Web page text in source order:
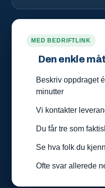
MED BEDRIFTLINK
Den enkle
Beskriv oppdraget
minutter
Vi kontakter
Du får tre som
Se hva folk du
Ofte svar allerede